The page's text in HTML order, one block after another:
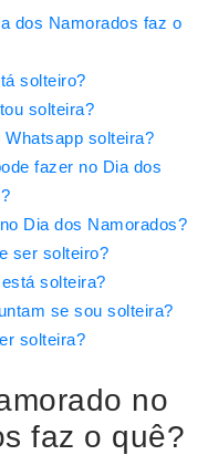
dos Namorados faz o
solteiro?
solteira?
solteira?
fazer no Dia dos
Dia dos Namorados?
ser solteiro?
solteira?
se sou solteira?
solteira?
no
faz o quê?